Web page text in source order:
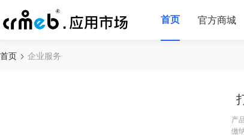
首页 官方商城
首页 企业服务
产
缴